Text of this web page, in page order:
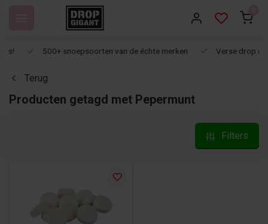
500+ snoepsoorten van de échte merken Verse drop en
Terug
Producten getagd met Pepermunt
Filters